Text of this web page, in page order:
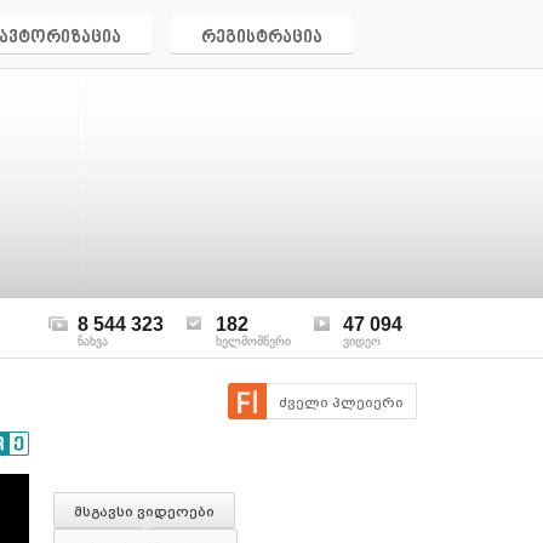
ავტორიზაცია რეგისტრაცია
8 544 323
ნახვა
182
ხელმომწერი
47 094
ვიდეო
ძველი პლეიერი
მსგავსი ვიდეოები